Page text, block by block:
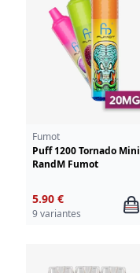
Fumot
Puff 1200 Tornado Mini
RandM Fumot
5.90 €
9 variantes